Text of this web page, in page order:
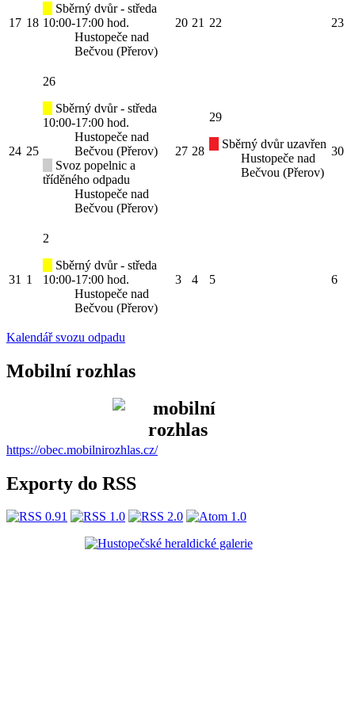
17 18
Sběrný dvůr - středa
10:00-17:00 hod.
Hustopeče nad
Bečvou (Přerov)
20 21 22 23
24 25
26
Sběrný dvůr - středa
10:00-17:00 hod.
Hustopeče nad
Bečvou (Přerov)
Svoz popelnic a
tříděného odpadu
Hustopeče nad
Bečvou (Přerov)
27 28
29
Sběrný dvůr uzavřen
Hustopeče nad
Bečvou (Přerov)
30
31 1
2
Sběrný dvůr - středa
10:00-17:00 hod.
Hustopeče nad
Bečvou (Přerov)
3 4 5 6
Kalendář svozu odpadu
Mobilní rozhlas
https://obec.mobilnirozhlas.cz/
Exporty do RSS